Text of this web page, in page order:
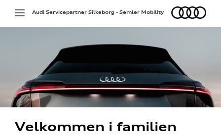
Toggle
navigation
Audi
Audi Servicepartner Silkeborg - Semler Mobility
Velkommen i familien